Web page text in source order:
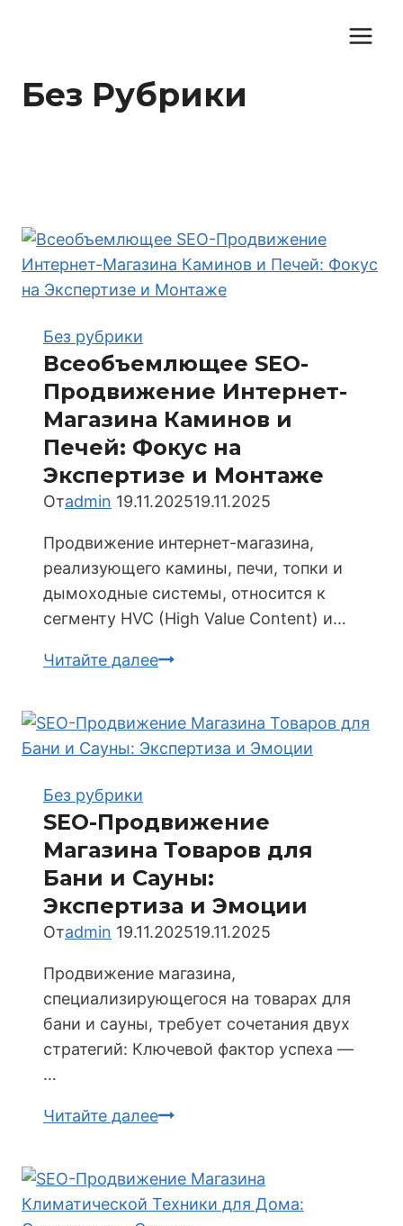
Без Рубрики
Без рубрики
Всеобъемлющее SEO-
Продвижение Интернет-
Магазина Каминов и
Печей: Фокус на
Экспертизе и Монтаже
Отadmin 19.11.202519.11.2025
Продвижение интернет-магазина,
реализующего камины, печи, топки и
дымоходные системы, относится к
сегменту HVC (High Value Content) и…
Читайте далееВсеобъемлющее
Интернет-
Магазина
Печей:
Фокус
на
Экспертизе
и
Без рубрики
SEO-Продвижение
Магазина Товаров для
Бани и Сауны:
Экспертиза и Эмоции
Отadmin 19.11.202519.11.2025
Продвижение магазина,
специализирующегося на товарах для
бани и сауны, требует сочетания двух
стратегий: Ключевой фактор успеха —
…
Читайте далееSEO-
Товаров
для